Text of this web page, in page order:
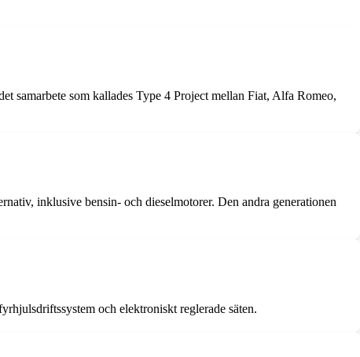
samarbete som kallades Type 4 Project mellan Fiat, Alfa Romeo,
inklusive bensin- och dieselmotorer. Den andra generationen
och elektroniskt reglerade säten.